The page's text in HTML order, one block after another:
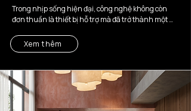
Trong nhịp sống hiện đại, công nghệ không còn
đơn thuần là thiết bị hỗ trợ mà đã trở thành một
Dự án hướng đến việc kiến tạo một không gian
nhiên, tinh tế và hài hòa với cảm xúc con người.
Thay vì phô bày các thiết bị điện tử như những vật
thể tách rời, thiết kế tập trung vào việc “ẩn” công
nghệ vào kiến trúc, ánh sáng và trải nghiệm không
Xem thêm